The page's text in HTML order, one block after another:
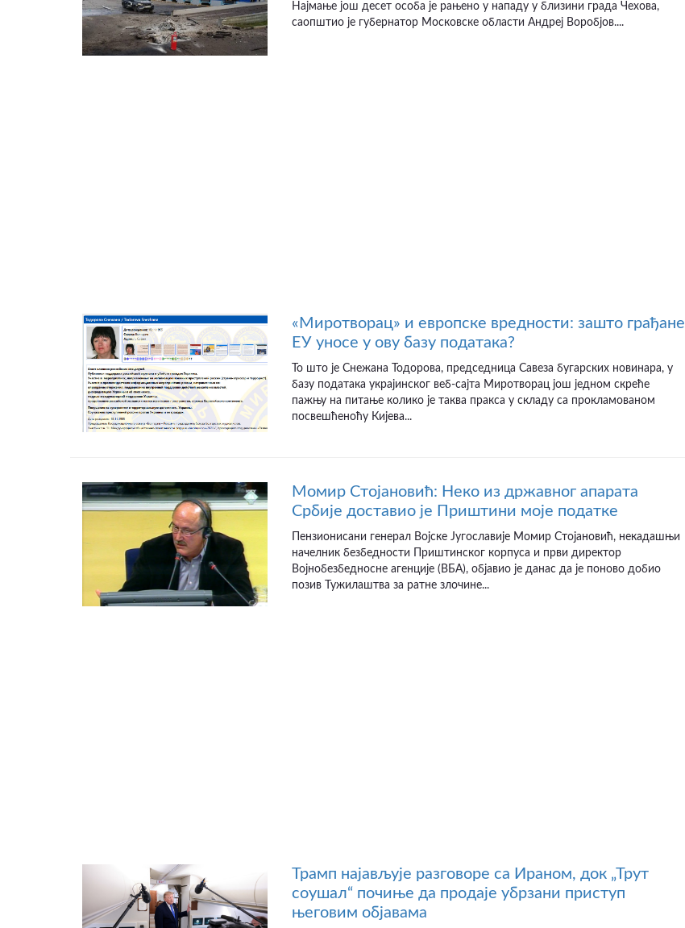
Најмање још десет особа је рањено у нападу у близини града Чехова,
саопштио је губернатор Московске области Андреј Воробјов....
«Миротворац» и европске вредности: зашто грађане
ЕУ уносе у ову базу података?
То што је Снежана Тодорова, председница Савеза бугарских новинара, у
базу података украјинског веб-сајта Миротворац још једном скреће
пажњу на питање колико је таква пракса у складу са прокламованом
посвешћеноћу Кијева...
Момир Стојановић: Неко из државног апарата
Србије доставио је Приштини моје податке
Пензионисани генерал Војске Југославије Момир Стојановић, некадашњи
начелник безбедности Приштинског корпуса и први директор
Војнобезбедносне агенције (ВБА), објавио је данас да је поново добио
позив Тужилаштва за ратне злочине...
Трамп најављује разговоре са Ираном, док „Трут
соушал“ почиње да продаје убрзани приступ
његовим објавама